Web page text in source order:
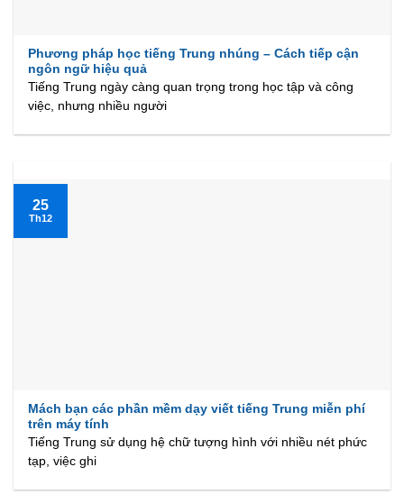
Phương pháp học tiếng Trung nhúng – Cách tiếp cận
ngôn ngữ hiệu quả
Tiếng Trung ngày càng quan trọng trong học tập và công
việc, nhưng nhiều người
Mách bạn các phần mềm dạy viết tiếng Trung miễn phí
trên máy tính
Tiếng Trung sử dụng hệ chữ tượng hình với nhiều nét phức
tạp, việc ghi
25
Th12